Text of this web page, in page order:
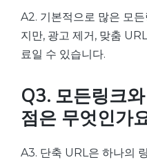
A2. 기본적으로 많은 모
지만, 광고 제거, 맞춤
료일 수 있습니다.
Q3. 모든링크
점은 무엇인가
A3. 단축 URL은 하나의